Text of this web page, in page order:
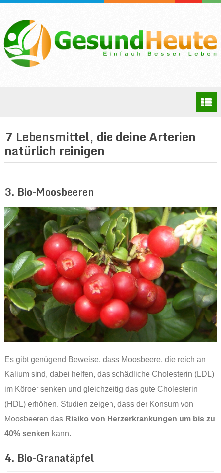
7 Lebensmittel, die deine Arterien
natürlich reinigen
3. Bio-Moosbeeren
Es gibt genügend Beweise, dass Moosbeere, die reich an
Kalium sind, dabei helfen, das schädliche Cholesterin (LDL)
im Köroer senken und gleichzeitig das gute Cholesterin
(HDL) erhöhen. Studien zeigen, dass der Konsum von
Moosbeeren das Risiko von Herzerkrankungen um bis zu
40% senken kann.
4. Bio-Granatäpfel